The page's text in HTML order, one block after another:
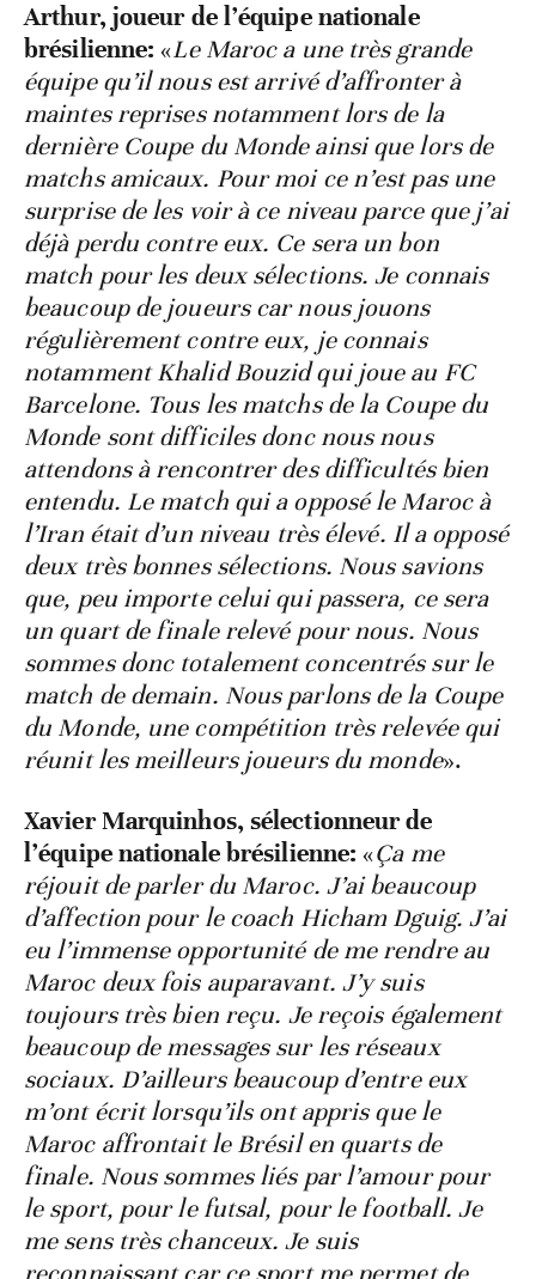
Arthur, joueur de l’équipe nationale
brésilienne: «Le Maroc a une très grande
équipe qu’il nous est arrivé d’affronter à
maintes reprises notamment lors de la
dernière Coupe du Monde ainsi que lors de
matchs amicaux. Pour moi ce n’est pas une
surprise de les voir à ce niveau parce que j’ai
déjà perdu contre eux. Ce sera un bon
match pour les deux sélections. Je connais
beaucoup de joueurs car nous jouons
régulièrement contre eux, je connais
notamment Khalid Bouzid qui joue au FC
Barcelone. Tous les matchs de la Coupe du
Monde sont difficiles donc nous nous
attendons à rencontrer des difficultés bien
entendu. Le match qui a opposé le Maroc à
l’Iran était d’un niveau très élevé. Il a opposé
deux très bonnes sélections. Nous savions
que, peu importe celui qui passera, ce sera
un quart de finale relevé pour nous. Nous
sommes donc totalement concentrés sur le
match de demain. Nous parlons de la Coupe
du Monde, une compétition très relevée qui
réunit les meilleurs joueurs du monde».
Xavier Marquinhos, sélectionneur de
l’équipe nationale brésilienne: «Ça me
réjouit de parler du Maroc. J’ai beaucoup
d’affection pour le coach Hicham Dguig. J’ai
eu l’immense opportunité de me rendre au
Maroc deux fois auparavant. J’y suis
toujours très bien reçu. Je reçois également
beaucoup de messages sur les réseaux
sociaux. D’ailleurs beaucoup d’entre eux
m’ont écrit lorsqu’ils ont appris que le
Maroc affrontait le Brésil en quarts de
finale. Nous sommes liés par l’amour pour
le sport, pour le futsal, pour le football. Je
me sens très chanceux. Je suis